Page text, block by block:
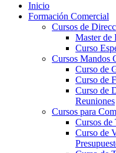
Inicio
Formación Comercial
Cursos de
Master de
Curso
Cursos Mandos
Curso de
Curso de
Curso de
Reuniones
Cursos para
Cursos de
Curso de